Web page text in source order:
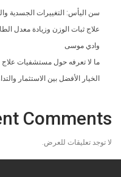
سن اليأس: التغييرات الجسدية
علاج ثبات الوزن وزيادة معدل
وادي موسى
ما لا تعرفه حول مستشفيات علاج
الخيار الأفضل بين الاستثمار
Comments
لا توجد تعليقات للعرض.